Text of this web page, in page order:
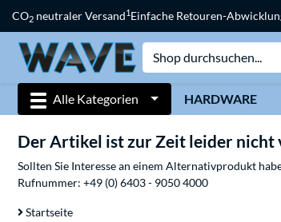
CO2 neutraler Versand1Einfache Retouren-
Alle Kategorien HARDWARE
Der Artikel ist zur Zeit leider nicht
Sollten Sie Interesse an einem Alternativprodukt
Rufnummer: +49 (0) 6403 - 9050 4000
Startseite